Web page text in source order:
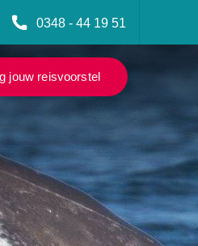
0348 - 44 19 51
jouw reisvoorstel